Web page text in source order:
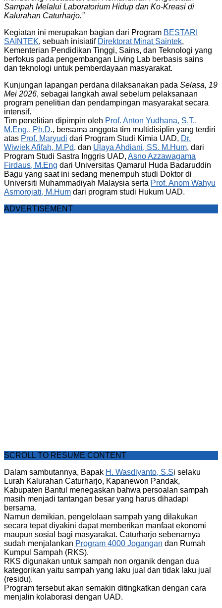
Sampah Melalui Laboratorium Hidup dan Ko-Kreasi di
Kalurahan Caturharjo.”
Kegiatan ini merupakan bagian dari Program BESTARI
SAINTEK, sebuah inisiatif Direktorat Minat Saintek,
Kementerian Pendidikan Tinggi, Sains, dan Teknologi yang
berfokus pada pengembangan Living Lab berbasis sains
dan teknologi untuk pemberdayaan masyarakat.
Kunjungan lapangan perdana dilaksanakan pada Selasa, 19
Mei 2026, sebagai langkah awal sebelum pelaksanaan
program penelitian dan pendampingan masyarakat secara
intensif.
Tim penelitian dipimpin oleh Prof. Anton Yudhana, S.T.,
M.Eng., Ph.D., bersama anggota tim multidisiplin yang terdiri
atas Prof. Maryudi dari Program Studi Kimia UAD, Dr.
Wiwiek Afifah, M.Pd. dan Ulaya Ahdiani, SS. M.Hum, dari
Program Studi Sastra Inggris UAD, Asno Azzawagama
Firdaus, M.Eng dari Universitas Qamarul Huda Badaruddin
Bagu yang saat ini sedang menempuh studi Doktor di
Universiti Muhammadiyah Malaysia serta Prof. Anom Wahyu
Asmorojati, M.Hum dari program studi Hukum UAD.
ADVERTISEMENT
SCROLL TO RESUME CONTENT
Dalam sambutannya, Bapak H. Wasdiyanto, S.Si selaku
Lurah Kalurahan Caturharjo, Kapanewon Pandak,
Kabupaten Bantul menegaskan bahwa persoalan sampah
masih menjadi tantangan besar yang harus dihadapi
bersama.
Namun demikian, pengelolaan sampah yang dilakukan
secara tepat diyakini dapat memberikan manfaat ekonomi
maupun sosial bagi masyarakat. Caturharjo sebenarnya
sudah menjalankan Program 4000 Jogangan dan Rumah
Kumpul Sampah (RKS).
RKS digunakan untuk sampah non organik dengan dua
kategorikan yaitu sampah yang laku jual dan tidak laku jual
(residu).
Program tersebut akan semakin ditingkatkan dengan cara
menjalin kolaborasi dengan UAD.